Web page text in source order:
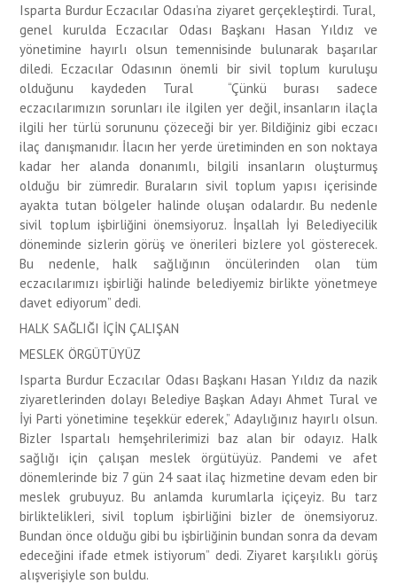
Isparta Burdur Eczacılar Odası’na ziyaret gerçekleştirdi. Tural,
genel kurulda Eczacılar Odası Başkanı Hasan Yıldız ve
yönetimine hayırlı olsun temennisinde bulunarak başarılar
diledi. Eczacılar Odasının önemli bir sivil toplum kuruluşu
olduğunu kaydeden Tural “Çünkü burası sadece
eczacılarımızın sorunları ile ilgilen yer değil, insanların ilaçla
ilgili her türlü sorununu çözeceği bir yer. Bildiğiniz gibi eczacı
ilaç danışmanıdır. İlacın her yerde üretiminden en son noktaya
kadar her alanda donanımlı, bilgili insanların oluşturmuş
olduğu bir zümredir. Buraların sivil toplum yapısı içerisinde
ayakta tutan bölgeler halinde oluşan odalardır. Bu nedenle
sivil toplum işbirliğini önemsiyoruz. İnşallah İyi Belediyecilik
döneminde sizlerin görüş ve önerileri bizlere yol gösterecek.
Bu nedenle, halk sağlığının öncülerinden olan tüm
eczacılarımızı işbirliği halinde belediyemiz birlikte yönetmeye
davet ediyorum” dedi.
HALK SAĞLIĞI İÇİN ÇALIŞAN
MESLEK ÖRGÜTÜYÜZ
Isparta Burdur Eczacılar Odası Başkanı Hasan Yıldız da nazik
ziyaretlerinden dolayı Belediye Başkan Adayı Ahmet Tural ve
İyi Parti yönetimine teşekkür ederek,” Adaylığınız hayırlı olsun.
Bizler Ispartalı hemşehrilerimizi baz alan bir odayız. Halk
sağlığı için çalışan meslek örgütüyüz. Pandemi ve afet
dönemlerinde biz 7 gün 24 saat ilaç hizmetine devam eden bir
meslek grubuyuz. Bu anlamda kurumlarla içiçeyiz. Bu tarz
birliktelikleri, sivil toplum işbirliğini bizler de önemsiyoruz.
Bundan önce olduğu gibi bu işbirliğinin bundan sonra da devam
edeceğini ifade etmek istiyorum” dedi. Ziyaret karşılıklı görüş
alışverişiyle son buldu.